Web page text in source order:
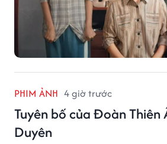
PHIM ẢNH 4 giờ trước
Tuyên bố của Đoàn Thiên
Duyên